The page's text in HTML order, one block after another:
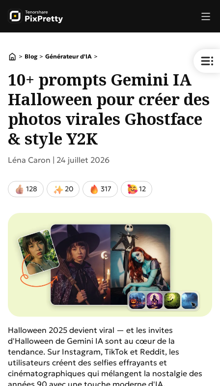
> Blog > Générateur d'IA >
10+ prompts Gemini IA
Halloween pour créer des
photos virales Ghostface
& style Y2K
Léna Caron | 24 juillet 2026
128 20 317 12
Halloween 2025 devient viral — et les invites
d'Halloween de Gemini IA sont au cœur de la
tendance. Sur Instagram, TikTok et Reddit, les
utilisateurs créent des selfies effrayants et
cinématographiques qui mélangent la nostalgie des
années 90 avec une touche moderne d'IA.